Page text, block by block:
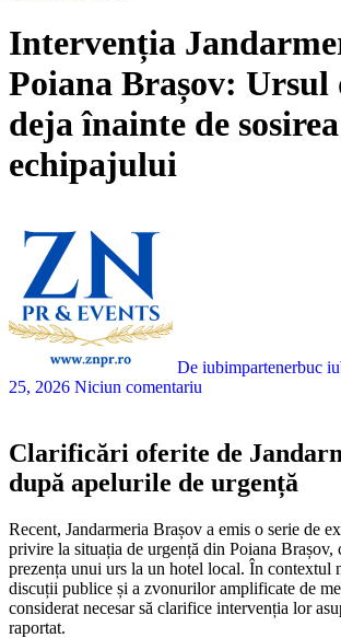
Intervenția
Poiana Brașov: Ursul
deja înainte de sosirea
echipajului
De iubimpartenerbuc
25, 2026 Niciun comentariu
Clarificări oferite de
după apelurile de urgență
Recent, Jandarmeria Brașov a emis o serie de explicații detaliate cu
privire la situația de urgență din Poiana Brașov,
prezența unui urs la un hotel local. În contextul
discuții publice și a zvonurilor amplificate de
considerat necesar să clarifice intervenția lor
raportat.